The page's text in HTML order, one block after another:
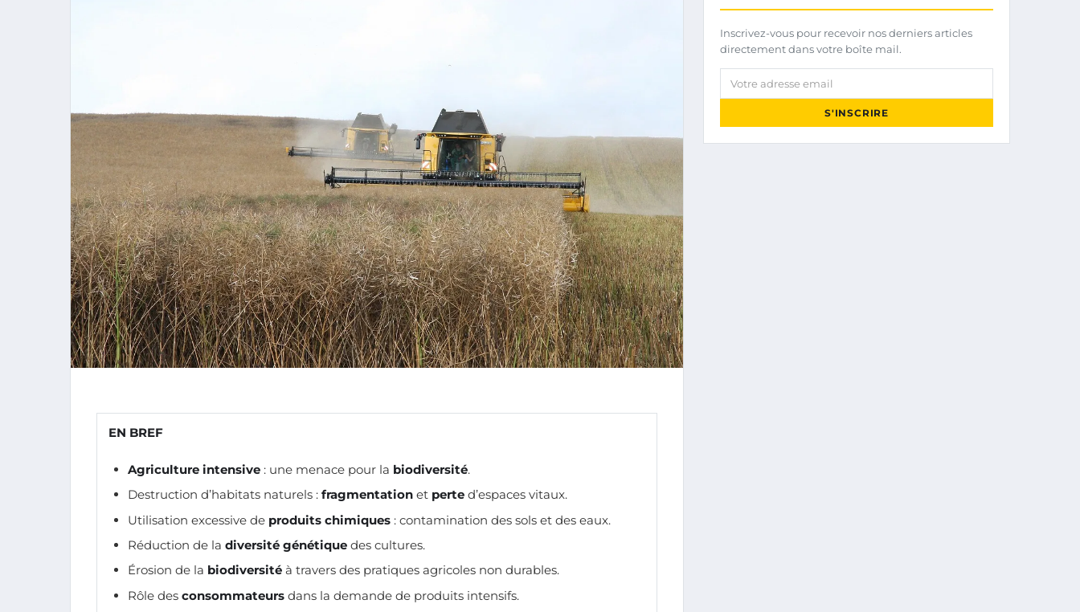
EN BREF
Agriculture intensive : une menace pour la biodiversité.
Destruction d’habitats naturels : fragmentation et perte d’espaces vitaux.
Utilisation excessive de produits chimiques : contamination des sols et des eaux.
Réduction de la diversité génétique des cultures.
Érosion de la biodiversité à travers des pratiques agricoles non durables.
Rôle des consommateurs dans la demande de produits intensifs.
Inscrivez-vous pour recevoir nos derniers articles
directement dans votre boîte mail.
Votre adresse email
S'INSCRIRE